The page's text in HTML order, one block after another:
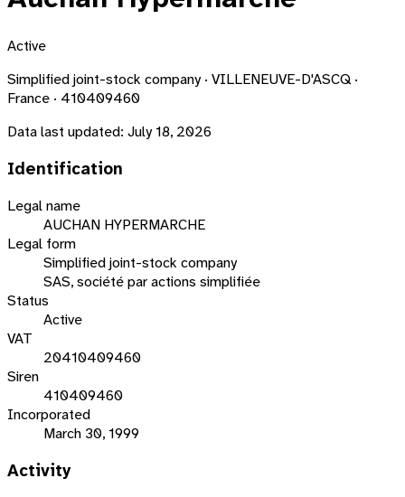
Active
Simplified joint-stock company · VILLENEUVE-D'ASCQ ·
France · 410409460
Data last updated: July 18, 2026
Identification
Legal name
AUCHAN HYPERMARCHE
Legal form
Simplified joint-stock company
SAS, société par actions simplifiée
Status
Active
VAT
20410409460
Siren
410409460
Incorporated
March 30, 1999
Activity